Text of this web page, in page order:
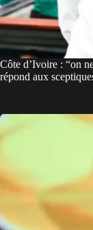
Côte d’Ivoire : “on
répond aux